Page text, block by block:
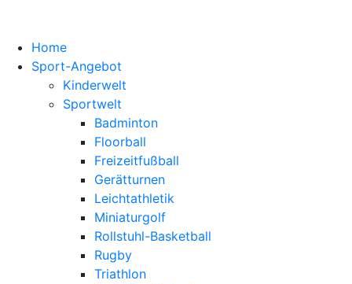
Home
Sport-Angebot
Kinderwelt
Sportwelt
Badminton
Floorball
Freizeitfußball
Gerätturnen
Leichtathletik
Miniaturgolf
Rollstuhl-Basketball
Rugby
Triathlon